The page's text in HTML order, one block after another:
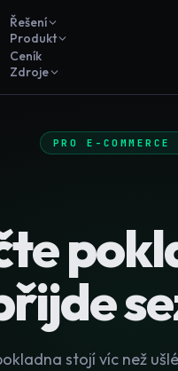
Řešení
Produkt
Ceník
Zdroje
PRO E-COMMERCE
stojí víc než